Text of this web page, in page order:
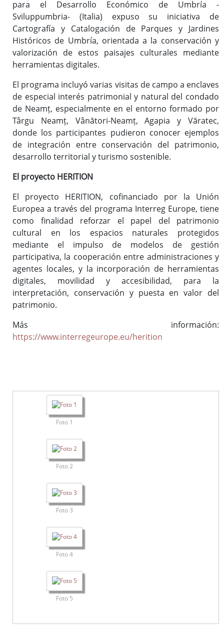
para el Desarrollo Económico de Umbría -
Sviluppumbria- (Italia) expuso su iniciativa de
Cartografía y Catalogación de Parques y Jardines
Históricos de Umbría, orientada a la conservación y
valorización de estos paisajes culturales mediante
herramientas digitales.
El programa incluyó varias visitas de campo a enclaves
de especial interés patrimonial y natural del condado
de Neamț, especialmente en el entorno formado por
Târgu Neamț, Vânători-Neamț, Agapia y Văratec,
donde los participantes pudieron conocer ejemplos
de integración entre conservación del patrimonio,
desarrollo territorial y turismo sostenible.
El proyecto HERITION
El proyecto HERITION, cofinanciado por la Unión
Europea a través del programa Interreg Europe, tiene
como finalidad reforzar el papel del patrimonio
cultural en los espacios naturales protegidos
mediante el impulso de modelos de gestión
participativa, la cooperación entre administraciones y
agentes locales, y la incorporación de herramientas
digitales, movilidad y accesibilidad, para la
interpretación, conservación y puesta en valor del
patrimonio.
Más información:
https://www.interregeurope.eu/herition
Foto 1
Foto 2
Foto 3
Foto 4
Foto 5